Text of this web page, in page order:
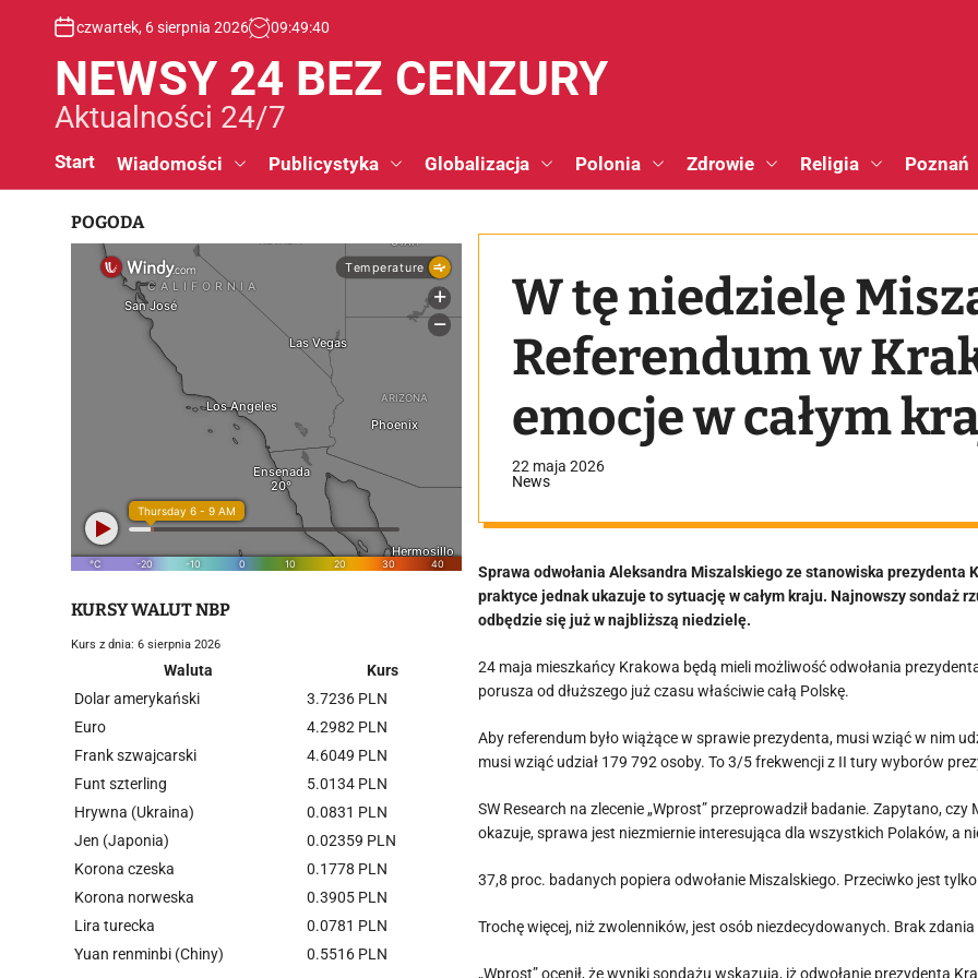
czwartek, 6 sierpnia 2026 09:49:41
NEWSY 24 BEZ CENZURY
Aktualności 24/7
Start Wiadomości Publicystyka Globalizacja Polonia Zdrowie Religia Poznań
W tę niedzielę
Referendum w
emocje w całym
22 maja 2026
News
Sprawa odwołania Aleksandra Miszalskiego ze stanowiska prezydenta
praktyce jednak ukazuje to sytuację w całym kraju. Najnowszy sondaż
odbędzie się już w najbliższą niedzielę.
24 maja mieszkańcy Krakowa będą mieli możliwość odwołania
porusza od dłuższego już czasu właściwie całą Polskę.
Aby referendum było wiążące w sprawie prezydenta, musi wziąć w nim
musi wziąć udział 179 792 osoby. To 3/5 frekwencji z II tury wyborów
SW Research na zlecenie „Wprost” przeprowadził badanie. Zapytano,
okazuje, sprawa jest niezmiernie interesująca dla wszystkich Polaków, a
37,8 proc. badanych popiera odwołanie Miszalskiego. Przeciwko jest
Trochę więcej, niż zwolenników, jest osób niezdecydowanych. Brak
„Wprost” ocenił, że wyniki sondażu wskazują, iż odwołanie prezydenta
POGODA
KURSY WALUT NBP
Kurs z dnia: 6 sierpnia 2026
Waluta
Kurs
Dolar amerykański
3.7236 PLN
Euro
4.2982 PLN
Frank szwajcarski
4.6049 PLN
Funt szterling
5.0134 PLN
Hrywna (Ukraina)
0.0831 PLN
Jen (Japonia)
0.02359 PLN
Korona czeska
0.1778 PLN
Korona norweska
0.3905 PLN
Lira turecka
0.0781 PLN
Yuan renminbi (Chiny)
0.5516 PLN